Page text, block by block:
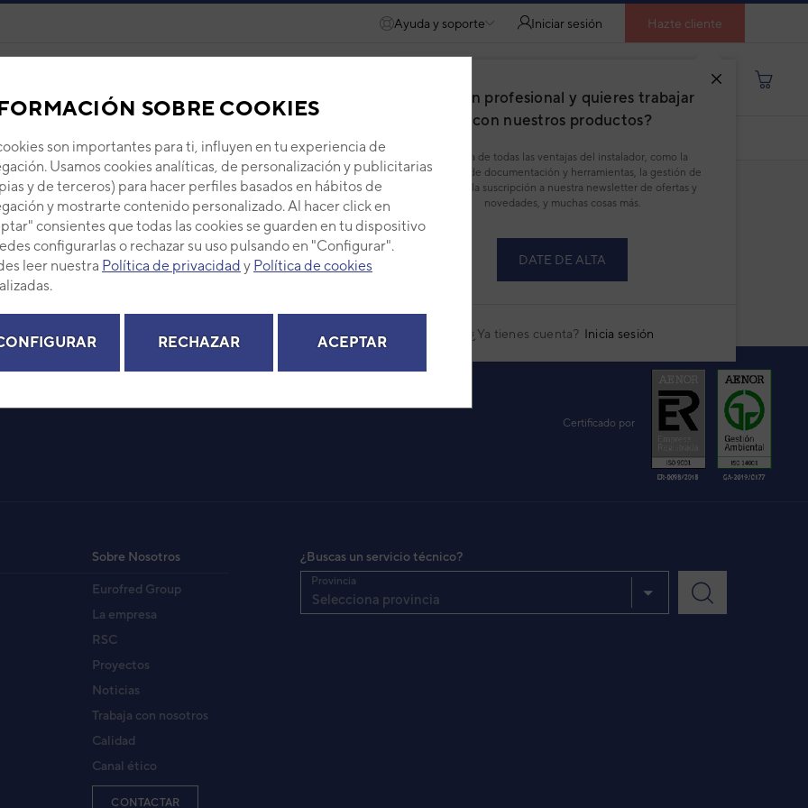
SOBRE COOKIES
son importantes para ti, influyen en tu experiencia de
Usamos cookies analíticas, de personalización y publicitarias
y de terceros) para hacer perfiles basados en hábitos de
y mostrarte contenido personalizado. Al hacer click en
consientes que todas las cookies se guarden en tu dispositivo
configurarlas o rechazar su uso pulsando en "Configurar".
leer nuestra Política de privacidad y Política de cookies
RECHAZAR ACEPTAR
Ayuda y soporte Iniciar sesión
¿Eres un profesional y quieres trabajar
con nuestros productos?
Disfruta de todas las ventajas del instalador, como la
descarga de documentación y herramientas, la gestión de
pedidos, la suscripción a nuestra newsletter de ofertas y
novedades, y muchas cosas más.
DATE DE ALTA
¿Ya tienes cuenta? Inicia sesión
Hazte cliente
AOHG36KRTA
3NGG63002
AOHG36KRTA
Certificado por
Sobre Nosotros
Eurofred Group
La empresa
RSC
Proyectos
Noticias
Trabaja con nosotros
Calidad
Canal ético
CONTACTAR
¿Buscas un servicio técnico?
Selecciona provincia
Provincia